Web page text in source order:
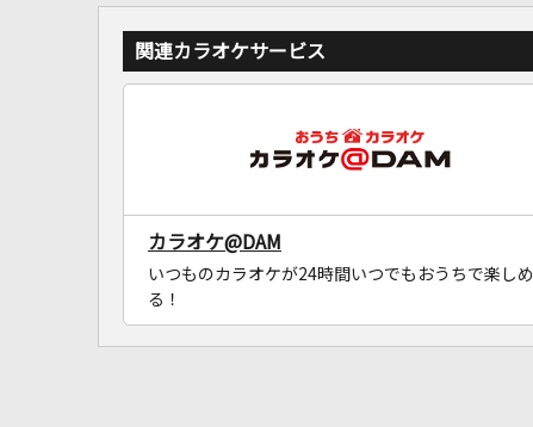
関連カラオケサービス
カラオケ@DAM
いつものカラオケが24時間いつでもおうちで楽しめ
る！